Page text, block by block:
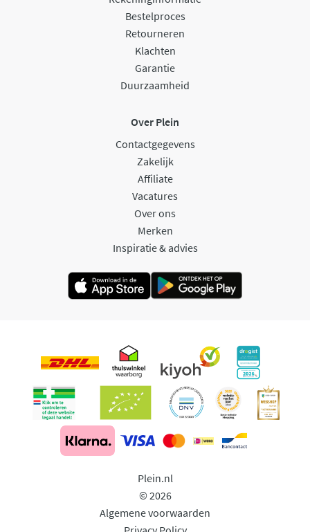
Bestelproces
Retourneren
Klachten
Garantie
Duurzaamheid
Over Plein
Contactgegevens
Zakelijk
Affiliate
Vacatures
Over ons
Merken
Inspiratie & advies
Plein.nl
© 2026
Algemene voorwaarden